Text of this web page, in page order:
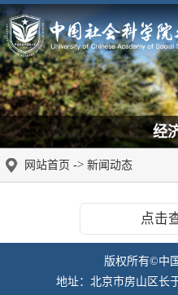
经
网站首页 -> 新闻动态
点击
版权所有©中
地址：北京市房山区长